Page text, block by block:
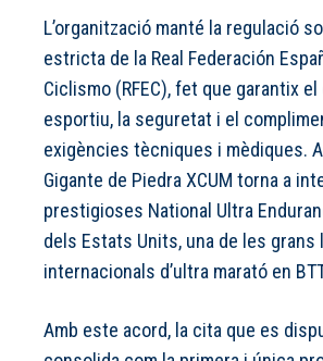
L’organització manté la regulació
estricta de la Real Federación
Ciclismo (RFEC), fet que garantix el
esportiu, la seguretat i el
exigències tècniques i mèdiques.
Gigante de Piedra XCUM torna a
prestigioses National Ultra
dels Estats Units, una de les grans
internacionals d’ultra marató en
Amb este acord, la cita que es